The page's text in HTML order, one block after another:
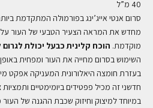
40 מ”ל
סרום אנטי אייג’ינג בפורמולה המתקדמת
מחדש את המראה הצעיר הטבעי של העור על
מוקדמת. הוכח קלינית כבעל יכולת לגרום
השימוש בסרום מחייה את העור ומפחית
בעזרת חומצה היאלורונית המעניקה אפקט
חדשני זה מכיל פפטידים ביומימטיים
במיוחד למיצוק וחיזוק שכבת ההגנה של העור